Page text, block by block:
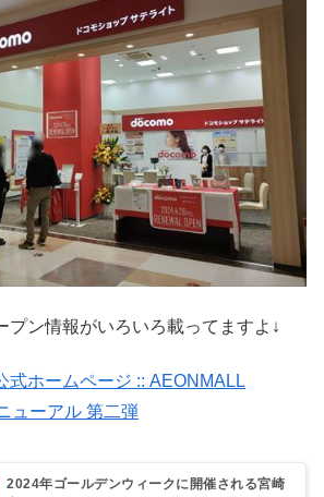
プン情報がいろいろ載ってますよ↓
式ホームページ :: AEONMALL
ューアル 第二弾
2024年ゴールデンウィークに開催される宮崎